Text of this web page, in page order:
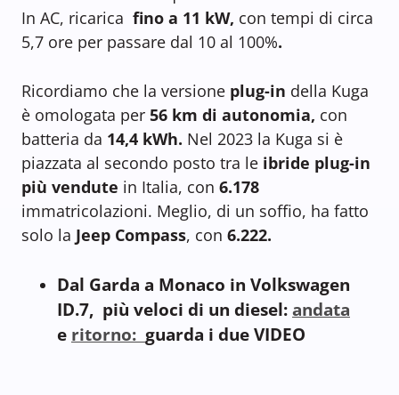
In AC, ricarica fino a 11 kW, con tempi di circa
5,7 ore per passare dal 10 al 100%.
Ricordiamo che la versione plug-in della Kuga
è omologata per 56 km di autonomia, con
batteria da 14,4 kWh. Nel 2023 la Kuga si è
piazzata al secondo posto tra le ibride plug-in
più vendute in Italia, con 6.178
immatricolazioni. Meglio, di un soffio, ha fatto
solo la Jeep Compass, con 6.222.
Dal Garda a Monaco in Volkswagen
ID.7, più veloci di un diesel: andata
e ritorno: guarda i due VIDEO